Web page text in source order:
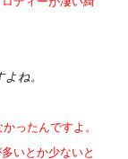
ね。
ったんですよ。
いとか少ないと